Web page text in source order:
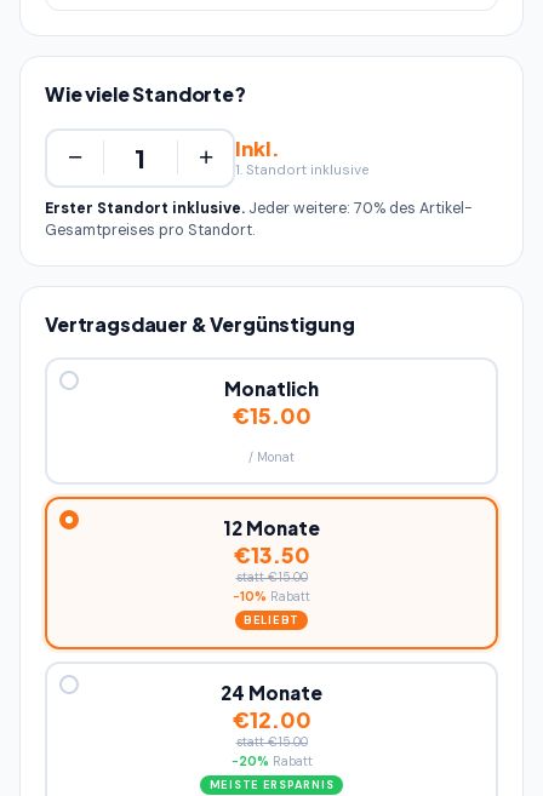
Wie viele Standorte?
− + Inkl.
1. Standort inklusive
Erster Standort inklusive. Jeder weitere: 70% des Artikel-
Gesamtpreises pro Standort.
Vertragsdauer & Vergünstigung
Monatlich
€15.00
/ Monat
12 Monate
€13.50
statt €15.00
−10% Rabatt
BELIEBT
24 Monate
€12.00
statt €15.00
−20% Rabatt
MEISTE ERSPARNIS